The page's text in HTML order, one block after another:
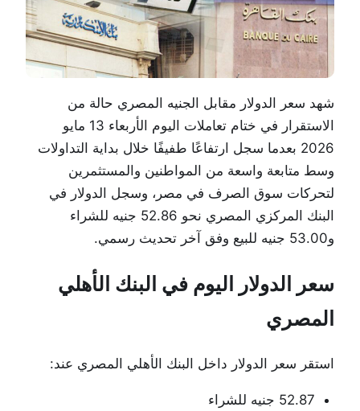
شهد سعر الدولار مقابل الجنيه المصري حالة من
الاستقرار في ختام تعاملات اليوم الأربعاء 13 مايو
2026 بعدما سجل ارتفاعًا طفيفًا خلال بداية التداولات
وسط متابعة واسعة من المواطنين والمستثمرين
لتحركات سوق الصرف في مصر، وسجل الدولار في
البنك المركزي المصري
نحو 52.86 جنيه للشراء
و53.00 جنيه للبيع وفق آخر تحديث رسمي.
سعر الدولار اليوم في البنك الأهلي
المصري
استقر سعر الدولار داخل البنك الأهلي المصري عند:
52.87 جنيه للشراء